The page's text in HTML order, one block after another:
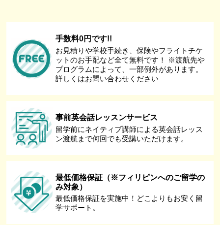
手数料0円です!!
お見積りや学校手続き、保険やフライトチケ
ットのお手配など全て無料です！ ※渡航先や
プログラムによって、一部例外があります。
詳しくはお問い合わせください
事前英会話レッスンサービス
留学前にネイティブ講師による英会話レッス
ン渡航まで何回でも受講いただけます。
最低価格保証（※フィリピンへのご留学の
み対象）
最低価格保証を実施中！どこよりもお安く留
学サポート。